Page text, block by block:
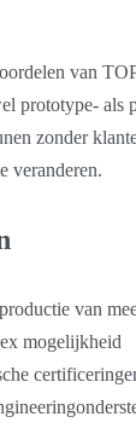
van
prototype- als
zonder
veranderen.
van
mogelijkheid